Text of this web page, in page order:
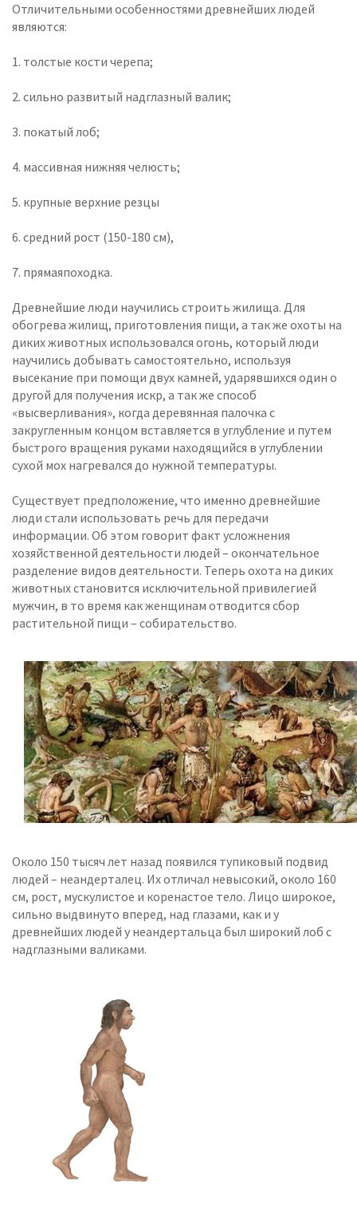
Отличительными особенностями древнейших людей
являются:
1. толстые кости черепа;
2. сильно развитый надглазный валик;
3. покатый лоб;
4. массивная нижняя челюсть;
5. крупные верхние резцы
6. средний рост (150-180 см),
7. прямаяпоходка.
Древнейшие люди научились строить жилища. Для
обогрева жилищ, приготовления пищи, а так же охоты на
диких животных использовался огонь, который люди
научились добывать самостоятельно, используя
высекание при помощи двух камней, ударявшихся один о
другой для получения искр, а так же способ
«высверливания», когда деревянная палочка с
закругленным концом вставляется в углубление и путем
быстрого вращения руками находящийся в углублении
сухой мох нагревался до нужной температуры.
Существует предположение, что именно древнейшие
люди стали использовать речь для передачи
информации. Об этом говорит факт усложнения
хозяйственной деятельности людей – окончательное
разделение видов деятельности. Теперь охота на диких
животных становится исключительной привилегией
мужчин, в то время как женщинам отводится сбор
растительной пищи – собирательство.
Около 150 тысяч лет назад появился тупиковый подвид
людей – неандерталец. Их отличал невысокий, около 160
см, рост, мускулистое и коренастое тело. Лицо широкое,
сильно выдвинуто вперед, над глазами, как и у
древнейших людей у неандертальца был широкий лоб с
надглазными валиками.